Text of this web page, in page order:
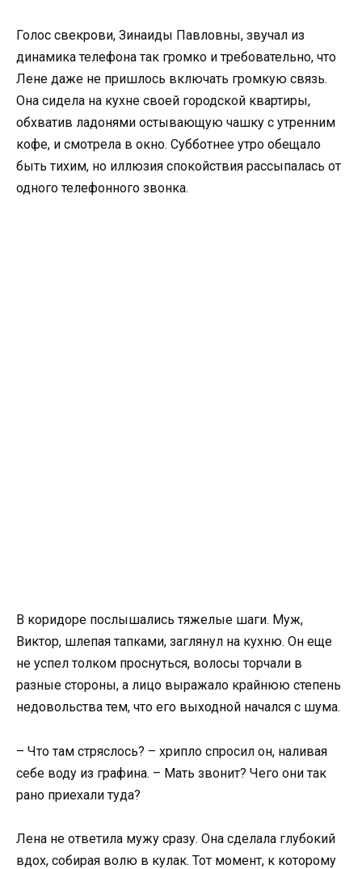
Голос свекрови, Зинаиды Павловны, звучал из
динамика телефона так громко и требовательно, что
Лене даже не пришлось включать громкую связь.
Она сидела на кухне своей городской квартиры,
обхватив ладонями остывающую чашку с утренним
кофе, и смотрела в окно. Субботнее утро обещало
быть тихим, но иллюзия спокойствия рассыпалась от
одного телефонного звонка.
В коридоре послышались тяжелые шаги. Муж,
Виктор, шлепая тапками, заглянул на кухню. Он еще
не успел толком проснуться, волосы торчали в
разные стороны, а лицо выражало крайнюю степень
недовольства тем, что его выходной начался с шума.
– Что там стряслось? – хрипло спросил он, наливая
себе воду из графина. – Мать звонит? Чего они так
рано приехали туда?
Лена не ответила мужу сразу. Она сделала глубокий
вдох, собирая волю в кулак. Тот момент, к которому